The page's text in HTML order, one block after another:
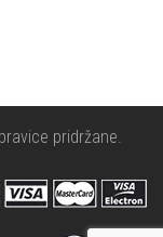
pridržane.